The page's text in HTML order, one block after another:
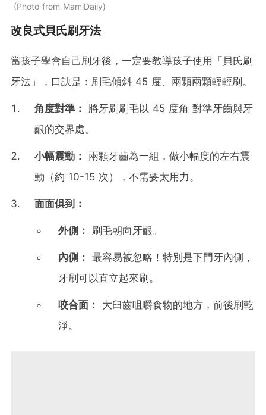
Photo from MamiDaily
改良式貝氏刷牙法
當孩子學會自己刷牙後，一定要教導孩子使用「貝氏刷
牙法」，口訣是：刷毛傾斜 45 度、兩顆兩顆輕輕刷。
角度對準：
將牙刷刷毛以 45 度角 對準牙齒與牙
齦的交界處。
小幅震動：
兩顆牙齒為一組，做小幅度的左右震
動（約 10-15 次），不需要太用力。
面面俱到：
外側： 刷毛朝向牙齦。
內側： 最容易被忽略！特別是下門牙內側，
牙刷可以直立起來刷。
咬合面：
大臼齒咀嚼食物的地方，前後刷乾
淨。